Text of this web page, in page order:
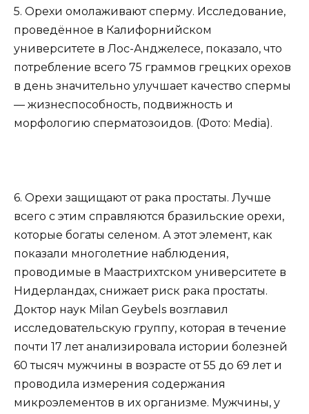
5. Орехи омолаживают сперму. Исследование,
проведённое в Калифорнийском
университете в Лос-Анджелесе, показало, что
потребление всего 75 граммов грецких орехов
в день значительно улучшает качество спермы
— жизнеспособность, подвижность и
морфологию сперматозоидов. (Фото: Media).
6. Орехи защищают от рака простаты. Лучше
всего с этим справляются бразильские орехи,
которые богаты селеном. А этот элемент, как
показали многолетние наблюдения,
проводимые в Маастрихтском университете в
Нидерландах, снижает риск рака простаты.
Доктор наук Milan Geybels возглавил
исследовательскую группу, которая в течение
почти 17 лет анализировала истории болезней
60 тысяч мужчины в возрасте от 55 до 69 лет и
проводила измерения содержания
микроэлементов в их организме. Мужчины, у